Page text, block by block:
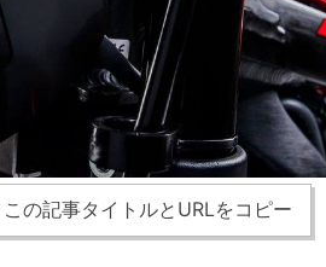
この記事タイトルとURLをコピー